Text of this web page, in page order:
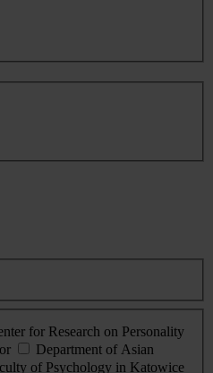
for Research on Personality
Department of Asian
of Psychology in Katowice